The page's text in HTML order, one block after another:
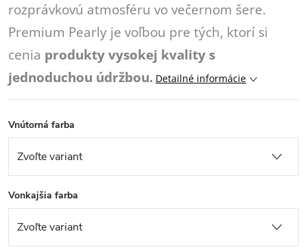
rozprávkovú atmosféru vo večernom šere.
Premium Pearly je voľbou pre tých, ktorí si
cenia produkty vysokej kvality s
jednoduchou údržbou. Detailné informácie
Vnútorná farba
Vonkajšia farba